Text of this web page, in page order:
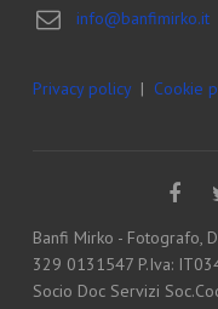
info@banfimirko.it
Privacy policy| Cookie
Banfi Mirko - Fotografo,
329 0131547 P.Iva:
Socio Doc Servizi